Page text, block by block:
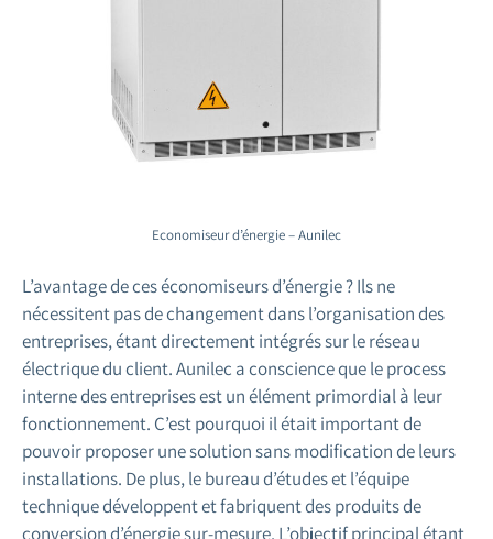
Economiseur d’énergie – Aunilec
L’avantage de ces économiseurs d’énergie ? Ils ne
nécessitent pas de changement dans l’organisation des
entreprises, étant directement intégrés sur le réseau
électrique du client. Aunilec a conscience que le process
interne des entreprises est un élément primordial à leur
fonctionnement. C’est pourquoi il était important de
pouvoir proposer une solution sans modification de leurs
installations. De plus, le bureau d’études et l’équipe
technique développent et fabriquent des produits de
conversion d’énergie sur-mesure. L’objectif principal étant